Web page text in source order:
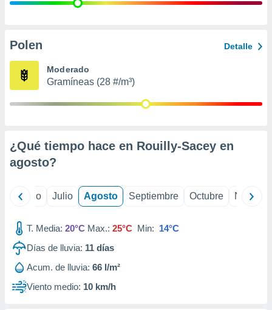
e
publicidad
Polen Detalle
Moderado
Gramíneas (28 #/m³)
¿Qué tiempo hace en Rouilly-Sacey en
agosto?
Junio Julio Agosto Septiembre Octubre
T. Media: 20°C Max.: 25°C Min: 14°C
Días de lluvia: 11 días
Acum. de lluvia: 66 l/m²
Viento medio: 10 km/h